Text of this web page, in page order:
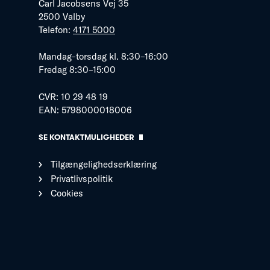
Carl Jacobsens Vej 35
2500 Valby
Telefon: 4171 5000
Mandag–torsdag kl. 8:30–16:00
Fredag 8:30–15:00
CVR: 10 29 48 19
EAN: 5798000018006
SE KONTAKTMULIGHEDER
Tilgængelighedserklæring
Privatlivspolitik
Cookies